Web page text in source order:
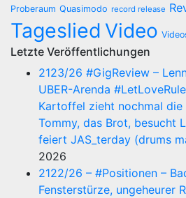
Proberaum Quasimodo record release
Tageslied Video
Letzte Veröffentlichungen
2123/26 #GigReview –
UBER-Arenda
Kartoffel zieht nochmal die
Tommy, das Brot, besucht
feiert JAS_terday (drums
2026
2122/26 – #Positionen –
Fensterstürze, ungeheurer